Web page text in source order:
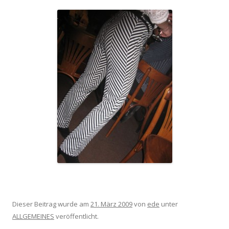
Dieser Beitrag wurde am 21. März 2009von ede unter
ALLGEMEINES veröffentlicht.